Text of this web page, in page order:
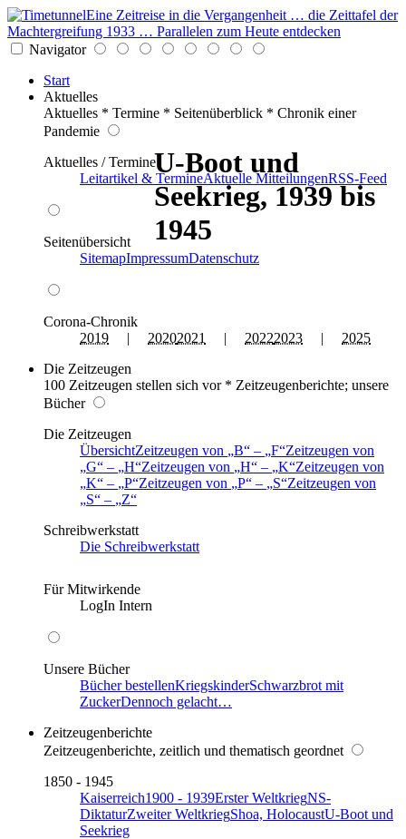
Eine Zeitreise in die Vergangenheit … die Zeittafel der
Machtergreifung 1933 … Parallelen zum Heute entdecken
Navigator
Start
Aktuelles
Aktuelles * Termine * Seitenüberblick * Chronik einer
Pandemie
Aktuelles / Termine
Leitartikel & TermineAktuelle MitteilungenRSS-Feed
Seitenübersicht
SitemapImpressumDatenschutz
Corona-Chronik
2019 | 20202021 | 20222023 | 2025
Die Zeitzeugen
100 Zeitzeugen stellen sich vor * Zeitzeugenberichte; unsere
Bücher
Die Zeitzeugen
ÜbersichtZeitzeugen von B – F Zeitzeugen von
G
– H Zeitzeugen von H – K Zeitzeugen von
K
– P Zeitzeugen von P – S Zeitzeugen von
S
–
Z
Schreibwerkstatt
Die Schreibwerkstatt
Für Mitwirkende
LogIn Intern
Unsere Bücher
Bücher bestellenKriegskinderSchwarzbrot mit
ZuckerDennoch gelacht…
Zeitzeugenberichte
Zeitzeugenberichte, zeitlich und thematisch geordnet
1850 - 1945
Kaiserreich1900 - 1939Erster WeltkriegNS-
DiktaturZweiter WeltkriegShoa, HolocaustU-Boot und
Seekrieg
U-Boot und
Seekrieg, 1939 bis
1945